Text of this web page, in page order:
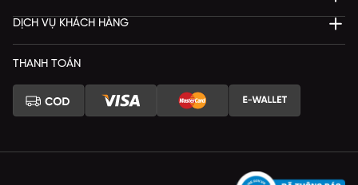
DỊCH VỤ KHÁCH HÀNG
THANH TOÁN